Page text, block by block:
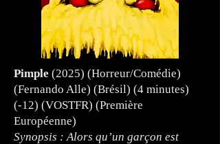
Pimple (2025) (Horreur/Comédie)
(Fernando Alle) (Brésil) (4 minutes)
(-12) (VOSTFR) (Première
Européenne)
Synopsis : Alors qu’un garçon est